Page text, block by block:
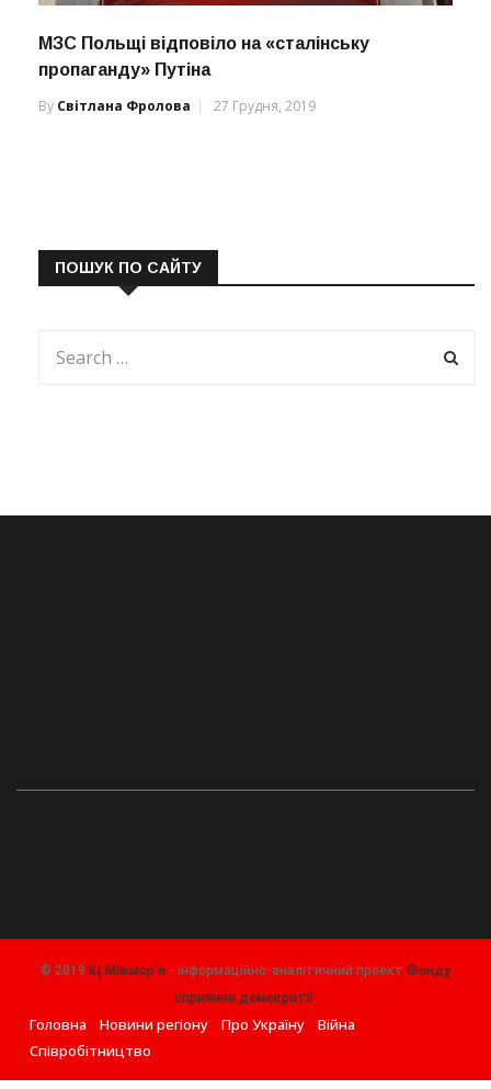
МЗС Польщі відповіло на «сталінську
пропаганду» Путіна
By Світлана Фролова 27 Грудня, 2019
ПОШУК ПО САЙТУ
© 2019 ІЦ Міжмор'я - інформаційно-аналітичний проект Фонду
сприяння демократії
Головна Новини регіону Про Україну
Війна
Співробітництво